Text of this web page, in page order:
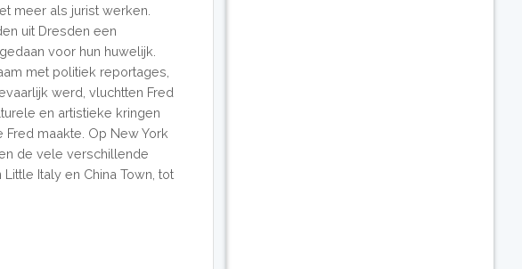
meer als jurist werken.
uit Dresden een
voor hun huwelijk.
met politiek reportages,
werd, vluchtten Fred
en artistieke kringen
maakte. Op New York
de vele verschillende
Italy en China Town, tot